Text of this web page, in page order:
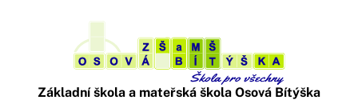
Základní škola a mateřská škola Osová Bítýška